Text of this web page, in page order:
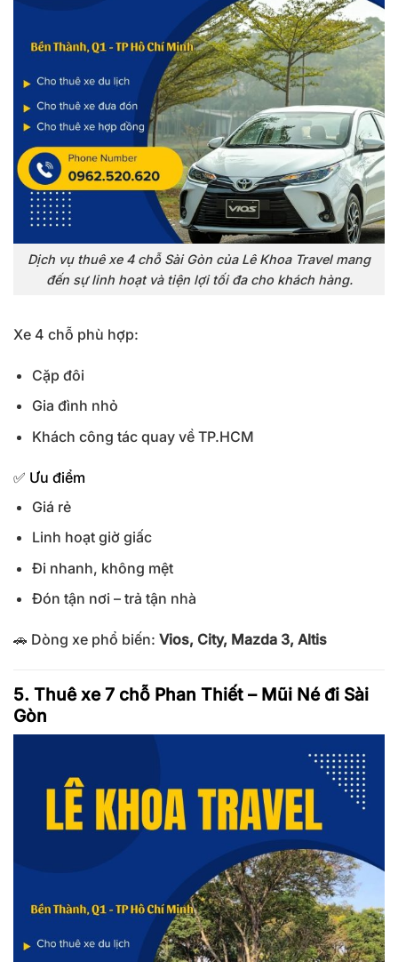
Dịch vụ thuê xe 4 chỗ Sài Gòn của Lê Khoa Travel mang
đến sự linh hoạt và tiện lợi tối đa cho khách hàng.
Xe 4 chỗ phù hợp:
Cặp đôi
Gia đình nhỏ
Khách công tác quay về TP.HCM
✅ Ưu điểm
Giá rẻ
Linh hoạt giờ giấc
Đi nhanh, không mệt
Đón tận nơi – trả tận nhà
🚗 Dòng xe phổ biến: Vios, City, Mazda 3, Altis
5. Thuê xe 7 chỗ Phan Thiết – Mũi Né đi Sài
Gòn